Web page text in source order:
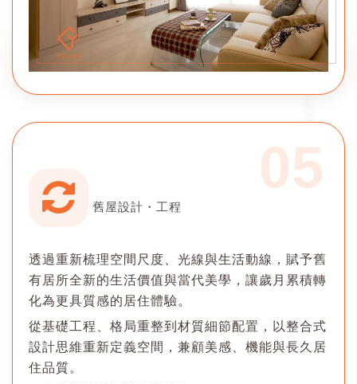
舊屋設計・工程
透過重新梳理空間尺度、光線與生活動線，賦予舊
有居所全新的生活價值與當代美學，讓歲月累積轉
化為更具質感的居住體驗。
從基礎工程、格局重整到材質細節配置，以整合式
設計思維重新定義空間，兼顧美感、機能與長久居
住品質。
05